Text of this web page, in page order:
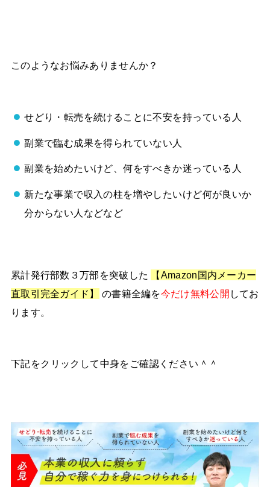
このようなお悩みありませんか？
せどり・転売を続けることに不安を持っている人
副業で臨む成果を得られていない人
副業を始めたいけど、何をすべきか迷っている人
新たな事業で収入の柱を増やしたいけど何が良いか
分からない人などなど
累計発行部数３万部を突破した
【Amazon国内メーカー
直取引完全ガイド】
の書籍全編を今だけ無料公開 してお
ります。
下記をクリックして中身をご確認ください＾＾